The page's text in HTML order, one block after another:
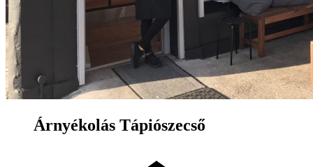
Árnyékolás Tápiószecső